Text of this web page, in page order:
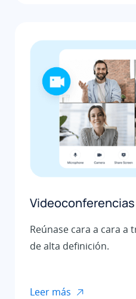
Videoconferencias
Reúnase cara a cara a
de alta definición.
Leer más